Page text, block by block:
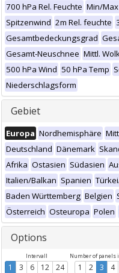
700 hPa Rel. Feuchte Min/
Spitzenwind 2m Rel. feuchte
Gesamtbedeckungsgrad
Gesamt-Neuschnee Mittl.
500 hPa Wind 50 hPa Temp
Niederschlagsform
Gebiet
Europa Nordhemisphäre
Deutschland Dänemark
Afrika Ostasien Südasien
Italien/Balkan Spanien
Baden Württemberg Belgien
Österreich Osteuropa Polen
Options
Intervall
1 3 6 12 24
Number of panels
1 2 3 4